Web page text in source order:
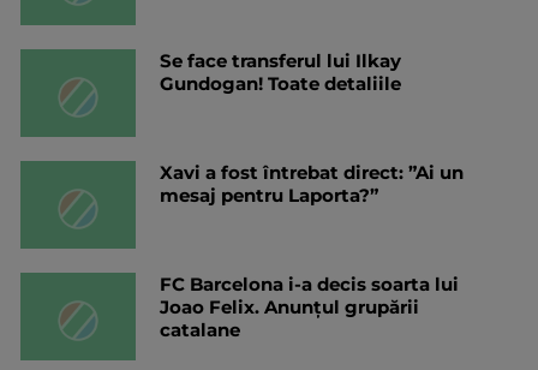
Se face transferul lui Ilkay
Gundogan! Toate detaliile
Xavi a fost întrebat direct: ”Ai un
mesaj pentru Laporta?”
FC Barcelona i-a decis soarta lui
Joao Felix. Anunțul grupării
catalane